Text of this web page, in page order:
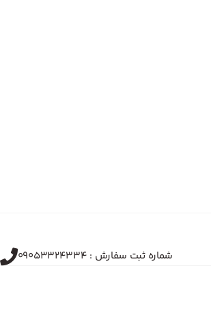
شماره ثبت سفارش : 09053324334